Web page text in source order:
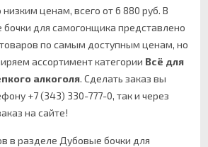
низким ценам, всего от 6 880 руб. В
для самогонщика представлено
по самым доступным ценам, но
ассортимент категории Всё для
алкоголя. Сделать заказ вы
+7 (343) 330-777-0, так и через
на сайте!
в разделе Дубовые бочки для